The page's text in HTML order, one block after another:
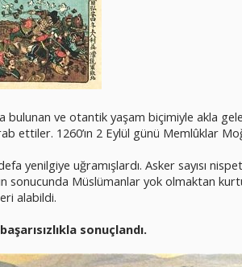
bulunan ve otantik yaşam biçimiyle akla
ettiler. 1260’ın 2 Eylül günü Memlûklar
yenilgiye uğramışlardı. Asker sayısı
sonucunda Müslümanlar yok olmaktan
alabildi.
sonuçlandı.